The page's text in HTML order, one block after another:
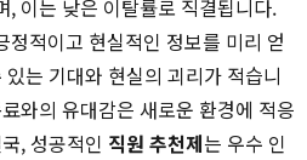
, 이는 낮은 이탈률로 직결됩니다.
적이고 현실적인 정보를 미리 얻
는 기대와 현실의 괴리가 적습니
와의 유대감은 새로운 환경에 적응
, 성공적인 직원 추천제는 우수 인